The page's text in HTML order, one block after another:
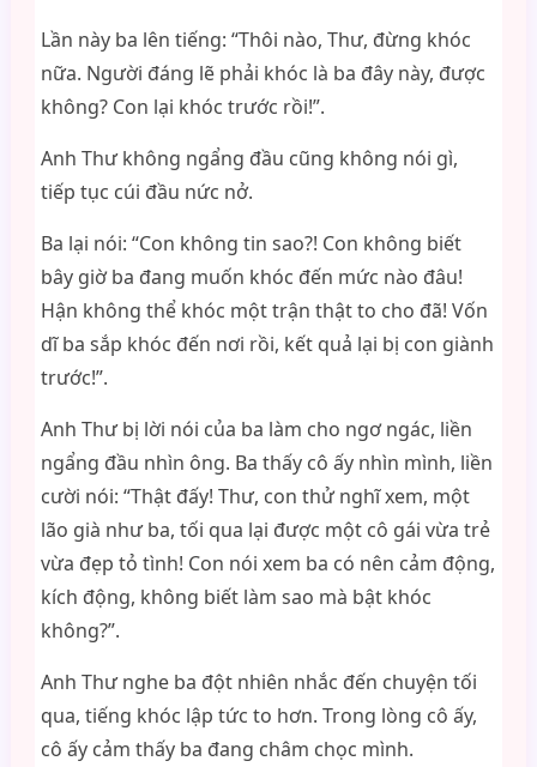
Lần này ba lên tiếng: “Thôi nào, Thư, đừng khóc
nữa. Người đáng lẽ phải khóc là ba đây này, được
không? Con lại khóc trước rồi!”.
Anh Thư không ngẩng đầu cũng không nói gì,
tiếp tục cúi đầu nức nở.
Ba lại nói: “Con không tin sao?! Con không biết
bây giờ ba đang muốn khóc đến mức nào đâu!
Hận không thể khóc một trận thật to cho đã! Vốn
dĩ ba sắp khóc đến nơi rồi, kết quả lại bị con giành
trước!”.
Anh Thư bị lời nói của ba làm cho ngơ ngác, liền
ngẩng đầu nhìn ông. Ba thấy cô ấy nhìn mình, liền
cười nói: “Thật đấy! Thư, con thử nghĩ xem, một
lão già như ba, tối qua lại được một cô gái vừa trẻ
vừa đẹp tỏ tình! Con nói xem ba có nên cảm động,
kích động, không biết làm sao mà bật khóc
không?”.
Anh Thư nghe ba đột nhiên nhắc đến chuyện tối
qua, tiếng khóc lập tức to hơn. Trong lòng cô ấy,
cô ấy cảm thấy ba đang châm chọc mình.